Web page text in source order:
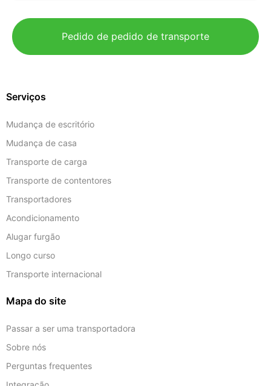
Pedido de pedido de transporte
Serviços
Mudança de escritório
Mudança de casa
Transporte de carga
Transporte de contentores
Transportadores
Acondicionamento
Alugar furgão
Longo curso
Transporte internacional
Mapa do site
Passar a ser uma transportadora
Sobre nós
Perguntas frequentes